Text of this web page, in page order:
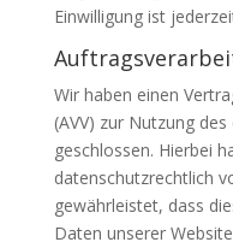
Einwilligung ist
Wir haben einen
(AVV) zur Nutzung
geschlossen. Hierbei
datenschutzrechtlich
gewährleistet, dass
Daten unserer